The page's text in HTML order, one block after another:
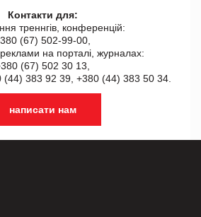
Контакти для:
треннгів, конференцій:
(67) 502-99-00,
на порталі, журналах:
(67) 502 30 13,
(44) 383 92 39, +380 (44) 383 50 34.
написати нам